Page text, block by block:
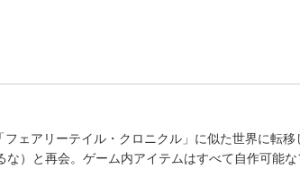
ェアリーテイル・クロニクル」に似た世界に転
な）と再会。ゲーム内アイテムはすべて自作可能